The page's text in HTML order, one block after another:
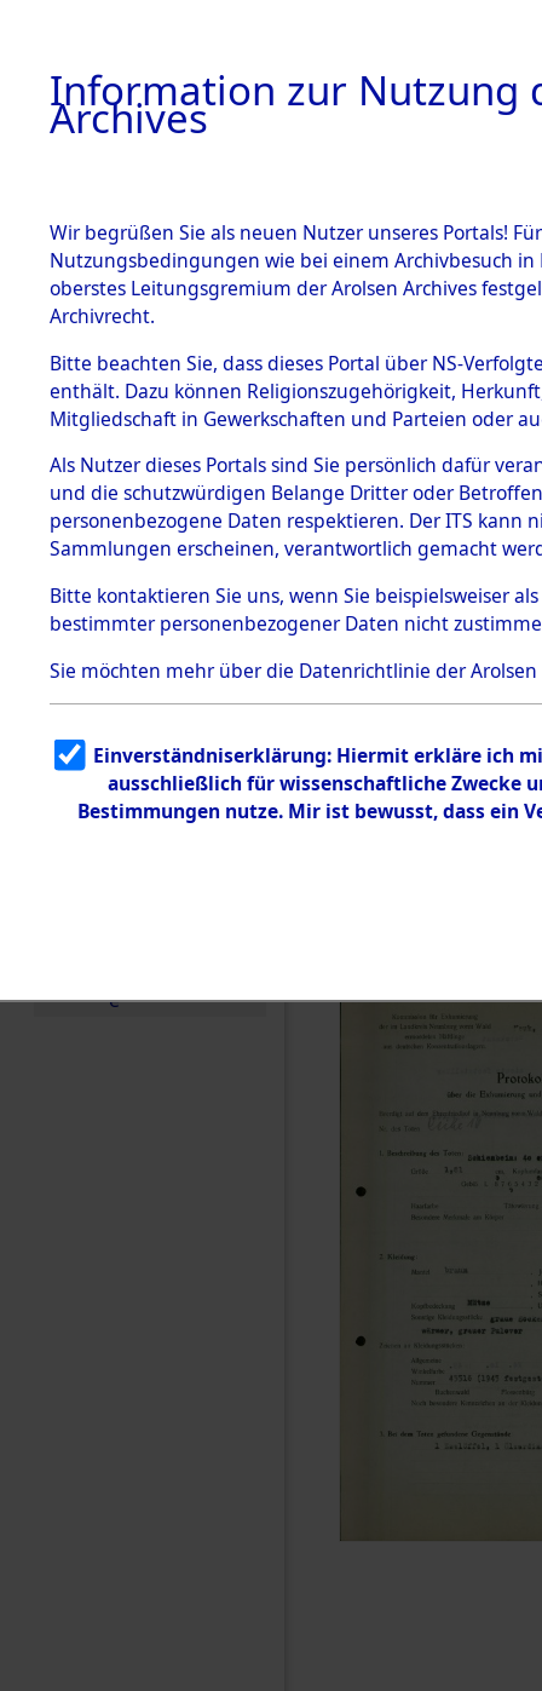
BESTÄNDE
1.
mente
5. Verschiedenes
5.3
Todesmärsche
5.3.1 Alliierte
Erhebungen
zu
Todesmärsch
en
5.3.2
g
5.3.3
Todesmärsch
e
Landkreis
und
Information zur Nutzung
Archives
Wir begrüßen Sie als neuen Nutzer unseres Portals!
Nutzungsbedingungen wie bei einem Archivbesuch
oberstes Leitungsgremium der Arolsen Archives
Archivrecht.
Bitte beachten Sie, dass dieses Portal über NS-
enthält. Dazu können Religionszugehörigkeit,
Mitgliedschaft in Gewerkschaften und Parteien oder
Als Nutzer dieses Portals sind Sie persönlich dafür
und die schutzwürdigen Belange Dritter oder
personenbezogene Daten respektieren. Der ITS
Sammlungen erscheinen, verantwortlich gemacht
Bitte kontaktieren Sie uns, wenn Sie beispielsweiser
bestimmter personenbezogener Daten nicht
Sie möchten mehr über die Datenrichtlinie der Arolsen
Einverständniserklärung: Hiermit erkläre ich
ausschließlich für wissenschaftliche Zwecke
Bestimmungen nutze. Mir ist bewusst, dass ein